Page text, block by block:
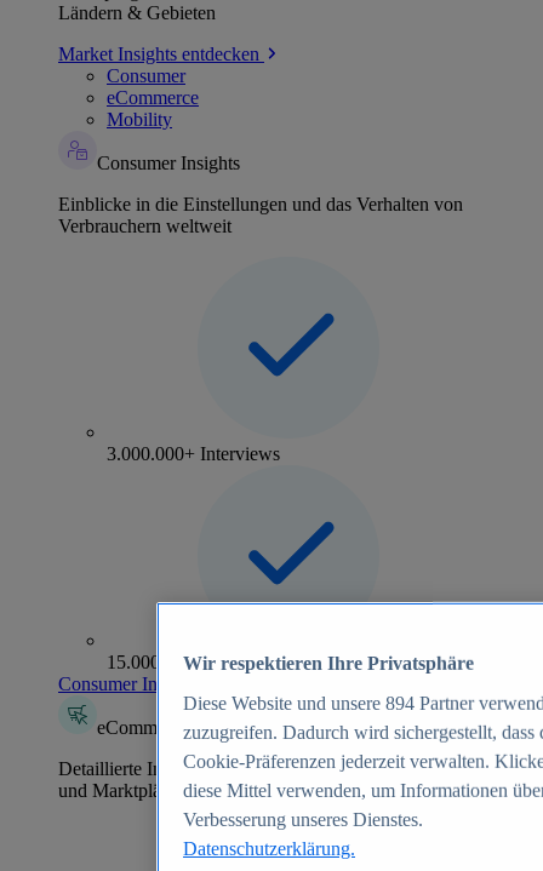
Ländern & Gebieten
Market Insights entdecken
Consumer
eCommerce
Mobility
Consumer Insights
Einblicke in die Einstellungen und das Verhalten von
Verbrauchern weltweit
3.000.000+ Interviews
15.000+ Marken
Consumer Insights entdecken
eCommerce Insights
Detaillierte Informationen zu mehr als 39.000 Online-Shops
und Marktplätzen
Wir respektieren Ihre Privatsphäre
Diese Website und unsere 894 Partner
zuzugreifen. Dadurch wird sichergestellt,
Cookie-Präferenzen jederzeit verwalten.
diese Mittel verwenden, um Informationen
Verbesserung unseres Dienstes.
Datenschutzerklärung.